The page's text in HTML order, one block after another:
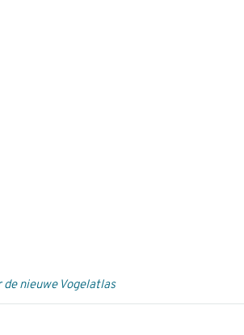
nieuwe Vogelatlas